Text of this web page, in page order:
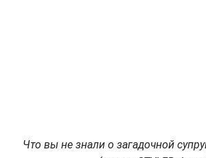
Что вы не знали о загадочной